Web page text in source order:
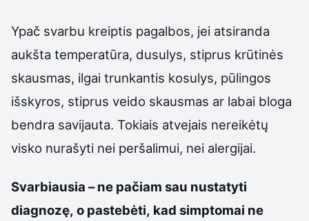
Ypač svarbu kreiptis pagalbos, jei atsiranda
aukšta temperatūra, dusulys, stiprus krūtinės
skausmas, ilgai trunkantis kosulys, pūlingos
išskyros, stiprus veido skausmas ar labai bloga
bendra savijauta. Tokiais atvejais nereikėtų
visko nurašyti nei peršalimui, nei alergijai.
Svarbiausia – ne pačiam sau nustatyti
diagnozę, o pastebėti, kad simptomai ne